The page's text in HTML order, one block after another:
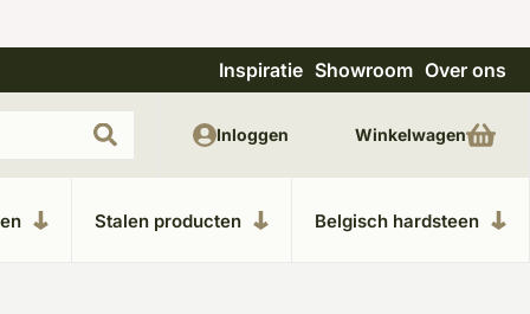
Uitgebreide showroom in Kesteren Unieke
Inspiratie Showroom Over ons
Stalen producten Belgisch hardsteen
Inloggen Winkelwagen